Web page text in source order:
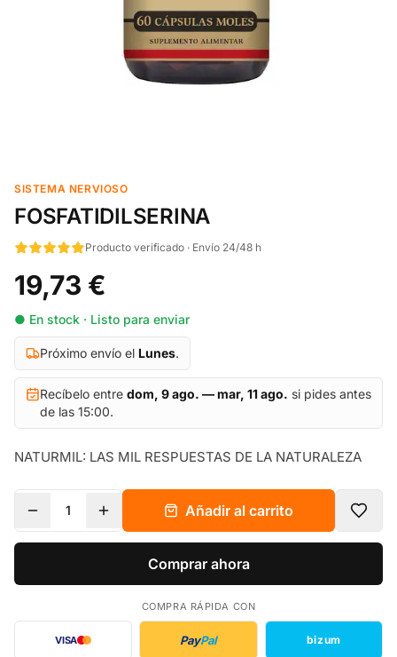
SISTEMA NERVIOSO
FOSFATIDILSERINA
Producto verificado · Envío 24/48 h
19,73 €
● En stock · Listo para enviar
Próximo envío el Lunes.
Recíbelo entre dom, 9 ago. — mar, 11 ago. si pides antes
de las 15:00.
NATURMIL: LAS MIL RESPUESTAS DE LA NATURALEZA
1 Añadir al carrito
Comprar ahora
COMPRA RÁPIDA CON
VISA PayPal bizum